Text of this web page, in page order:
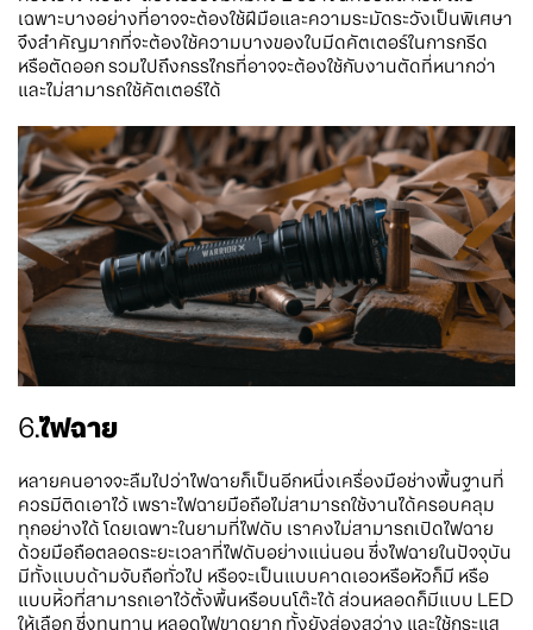
เฉพาะบางอย่างที่อาจจะต้องใช้ฝีมือและความระมัดระวังเป็นพิเศษา
จึงสำคัญมากที่จะต้องใช้ความบางของใบมีดคัตเตอร์ในการกรีด
หรือตัดออก รวมไปถึงกรรไกรที่อาจจะต้องใช้กับงานตัดที่หนากว่า
และไม่สามารถใช้คัตเตอร์ได้
6.ไฟฉาย
หลายคนอาจจะลืมไปว่าไฟฉายก็เป็นอีกหนึ่งเครื่องมือช่างพื้นฐานที่
ควรมีติดเอาไว้ เพราะไฟฉายมือถือไม่สามารถใช้งานได้ครอบคลุม
ทุกอย่างได้ โดยเฉพาะในยามที่ไฟดับ เราคงไม่สามารถเปิดไฟฉาย
ด้วยมือถือตลอดระยะเวลาที่ไฟดับอย่างแน่นอน ซึ่งไฟฉายในปัจจุบัน
มีทั้งแบบด้ามจับถือทั่วไป หรือจะเป็นแบบคาดเอวหรือหัวก็มี หรือ
แบบหิ้วที่สามารถเอาไว้ตั้งพื้นหรือบนโต๊ะได้ ส่วนหลอดก็มีแบบ LED
ให้เลือก ซึ่งทนทาน หลอดไฟขาดยาก ทั้งยังส่องสว่าง และใช้กระแส